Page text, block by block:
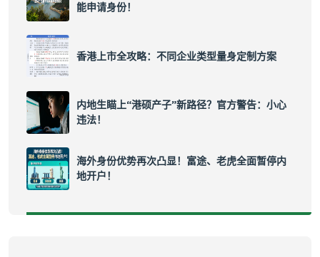
能申请身份！
香港上市全攻略：不同企业类型量身定制方案
内地生瞄上“港硕产子”新路径？官方警告：小心
违法！
海外身份优势再次凸显！富途、老虎全面暂停内
地开户！